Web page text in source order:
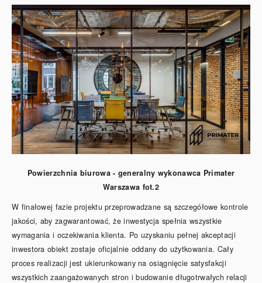
Powierzchnia biurowa - generalny wykonawca Primater
Warszawa fot.2
W finałowej fazie projektu przeprowadzane są szczegółowe kontrole
jakości, aby zagwarantować, że inwestycja spełnia wszystkie
wymagania i oczekiwania klienta. Po uzyskaniu pełnej akceptacji
inwestora obiekt zostaje oficjalnie oddany do użytkowania. Cały
proces realizacji jest ukierunkowany na osiągnięcie satysfakcji
wszystkich zaangażowanych stron i budowanie długotrwałych relacji